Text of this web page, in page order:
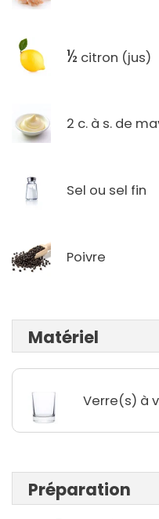
½ citron (jus)
2 c. à s. de
Sel ou sel fin
Poivre
Matériel
Verre(s) à
Préparation